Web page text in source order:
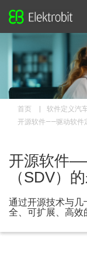
Elektrobit
首页 软件定义汽
开源软件——驱动软件
开源软件
（SDV）
通过开源技术与几
全、可扩展、高效